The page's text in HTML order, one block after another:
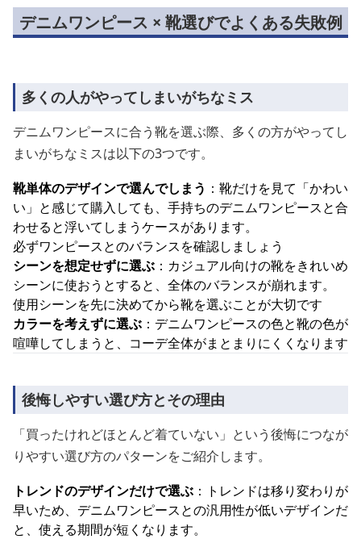
デニムワンピース × 靴選びでよくある失敗例
多くの人がやってしまいがちなミス
デニムワンピースに合う靴を選ぶ際、多くの方がやってし
まいがちなミスは以下の3つです。
靴単体のデザインで選んでしまう ：靴だけを見て「かわい
い」と感じて購入しても、手持ちのデニムワンピースと合
わせると浮いてしまうケースがあります。
必ずワンピースとのバランスを確認しましょう
シーンを想定せずに選ぶ ：カジュアル向けの靴をきれいめ
シーンに使おうとすると、全体のバランスが崩れます。
使用シーンを先に決めてから靴を選ぶことが大切です
カラーを考えずに選ぶ ：デニムワンピースの色と靴の色が
喧嘩してしまうと、コーデ全体がまとまりにくくなります
後悔しやすい選び方とその理由
「買ったけれどほとんど着ていない」という後悔につなが
りやすい選び方のパターンをご紹介します。
トレンドのデザインだけで選ぶ ：トレンドは移り変わりが
早いため、デニムワンピースとの汎用性が低いデザインだ
と、使える期間が短くなります。